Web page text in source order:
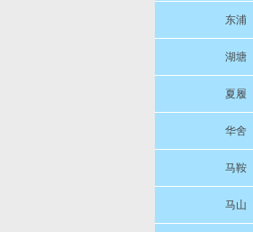
东浦
湖塘
夏履
华舍
马鞍
马山